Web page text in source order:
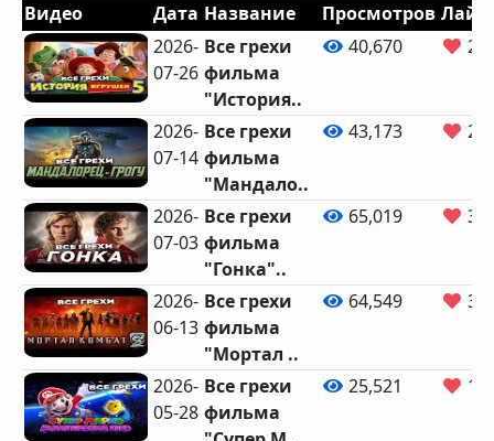
Видео
Дата Название Просмотров
2026-
07-26
Все грехи
фильма
"История..
40,670
2026-
07-14
Все грехи
фильма
"Мандало..
43,173
2026-
07-03
Все грехи
фильма
"Гонка"..
65,019
2026-
06-13
Все грехи
фильма
"Мортал ..
64,549
2026-
05-28
Все грехи
фильма
25,521